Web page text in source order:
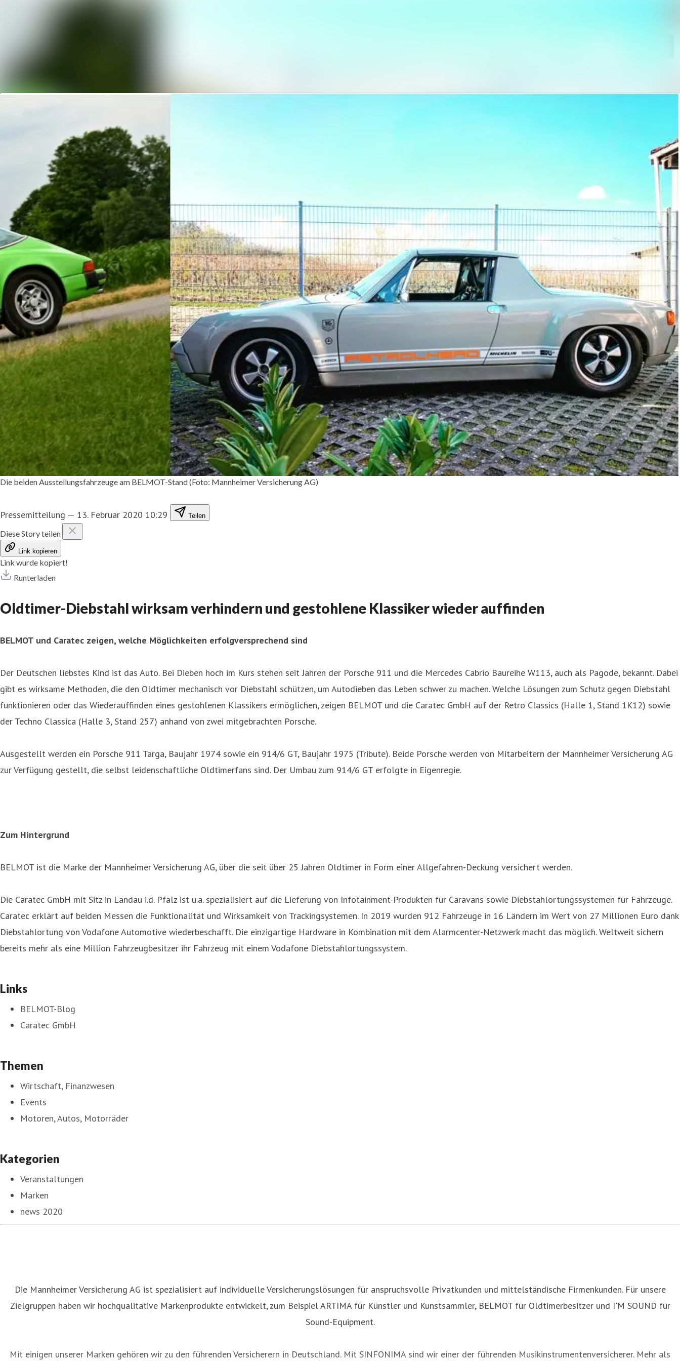
Die beiden Ausstellungsfahrzeuge am BELMOT-Stand (Foto: Mannheimer Versicherung AG)
Pressemitteilung — 13. Februar 2020 10:29 Teilen
Diese Story teilen
Link kopieren
Link wurde kopiert!
Runterladen
Oldtimer-Diebstahl wirksam verhindern und gestohlene Klassiker wieder auffinden
BELMOT und Caratec zeigen, welche Möglichkeiten erfolgversprechend sind
Der Deutschen liebstes Kind ist das Auto. Bei Dieben hoch im Kurs stehen seit Jahren der Porsche 911 und die Mercedes Cabrio Baureihe W113, auch als Pagode, bekannt. Dabei
gibt es wirksame Methoden, die den Oldtimer mechanisch vor Diebstahl schützen, um Autodieben das Leben schwer zu machen. Welche Lösungen zum Schutz gegen Diebstahl
funktionieren oder das Wiederauffinden eines gestohlenen Klassikers ermöglichen, zeigen BELMOT und die Caratec GmbH auf der Retro Classics (Halle 1, Stand 1K12) sowie
der Techno Classica (Halle 3, Stand 257) anhand von zwei mitgebrachten Porsche.
Ausgestellt werden ein Porsche 911 Targa, Baujahr 1974 sowie ein 914/6 GT, Baujahr 1975 (Tribute). Beide Porsche werden von Mitarbeitern der Mannheimer Versicherung AG
zur Verfügung gestellt, die selbst leidenschaftliche Oldtimerfans sind. Der Umbau zum 914/6 GT erfolgte in Eigenregie.
Zum Hintergrund
BELMOT ist die Marke der Mannheimer Versicherung AG, über die seit über 25 Jahren Oldtimer in Form einer Allgefahren-Deckung versichert werden.
Die Caratec GmbH mit Sitz in Landau i.d. Pfalz ist u.a. spezialisiert auf die Lieferung von Infotainment-Produkten für Caravans sowie Diebstahlortungssystemen für Fahrzeuge.
Caratec erklärt auf beiden Messen die Funktionalität und Wirksamkeit von Trackingsystemen. In 2019 wurden 912 Fahrzeuge in 16 Ländern im Wert von 27 Millionen Euro dank
Diebstahlortung von Vodafone Automotive wiederbeschafft. Die einzigartige Hardware in Kombination mit dem Alarmcenter-Netzwerk macht das möglich. Weltweit sichern
bereits mehr als eine Million Fahrzeugbesitzer ihr Fahrzeug mit einem Vodafone Diebstahlortungssystem.
Links
BELMOT-Blog
Caratec GmbH
Themen
Wirtschaft, Finanzwesen
Events
Motoren, Autos, Motorräder
Kategorien
Veranstaltungen
Marken
news 2020
Die Mannheimer Versicherung AG ist spezialisiert auf individuelle Versicherungslösungen für anspruchsvolle Privatkunden und mittelständische Firmenkunden. Für unsere
Zielgruppen haben wir hochqualitative Markenprodukte entwickelt, zum Beispiel ARTIMA für Künstler und Kunstsammler, BELMOT für Oldtimerbesitzer und I'M SOUND für
Sound-Equipment.
Mit einigen unserer Marken gehören wir zu den führenden Versicherern in Deutschland. Mit SINFONIMA sind wir einer der führenden Musikinstrumentenversicherer. Mehr als